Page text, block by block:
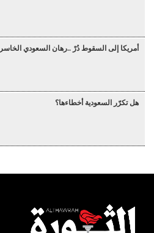
أمريكا إلى السقوط دُرْ ..رهان السعودي الخاسر
هل تكرّر السعودية أخطاءها؟